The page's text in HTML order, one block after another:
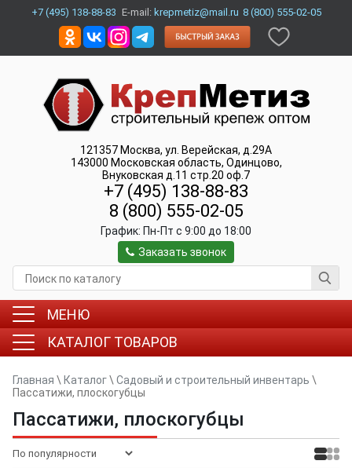
+7 (495) 138-88-83 E-mail: krepmetiz@mail.ru 8 (800) 555-02-05
121357 Москва, ул. Верейская, д.29А
143000 Московская область, Одинцово,
Внуковская д.11 стр.20 оф.7
+7 (495) 138-88-83
8 (800) 555-02-05
График: Пн-Пт c 9:00 до 18:00
Заказать звонок
МЕНЮ
КАТАЛОГ ТОВАРОВ
Главная \ Каталог\ Садовый и строительный инвентарь \
Пассатижи, плоскогубцы
Пассатижи, плоскогубцы